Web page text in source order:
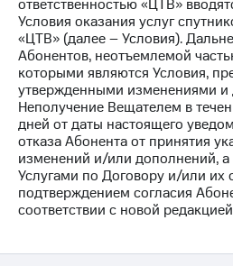
Роуминг
Семейная
группа
Заказать
SIM-
карту
Оформить
eSIM
SIM-
на связь
Тарифы
RED,
РИИЛ
и МТС
Супер
дешевле
при
оплате
с карты
МТС
Деньги
Выберите
ответственностью «ЦТВ»
Условия оказания услуг
«ЦТВ» (далее – Условия).
Абонентов, неотъемлемой
которыми являются Условия,
утвержденными изменениями
Неполучение Вещателем в
дней от даты настоящего
отказа Абонента от принятия
изменений и/или дополнений, а
Услугами по Договору и/или их
подтверждением согласия
соответствии с новой